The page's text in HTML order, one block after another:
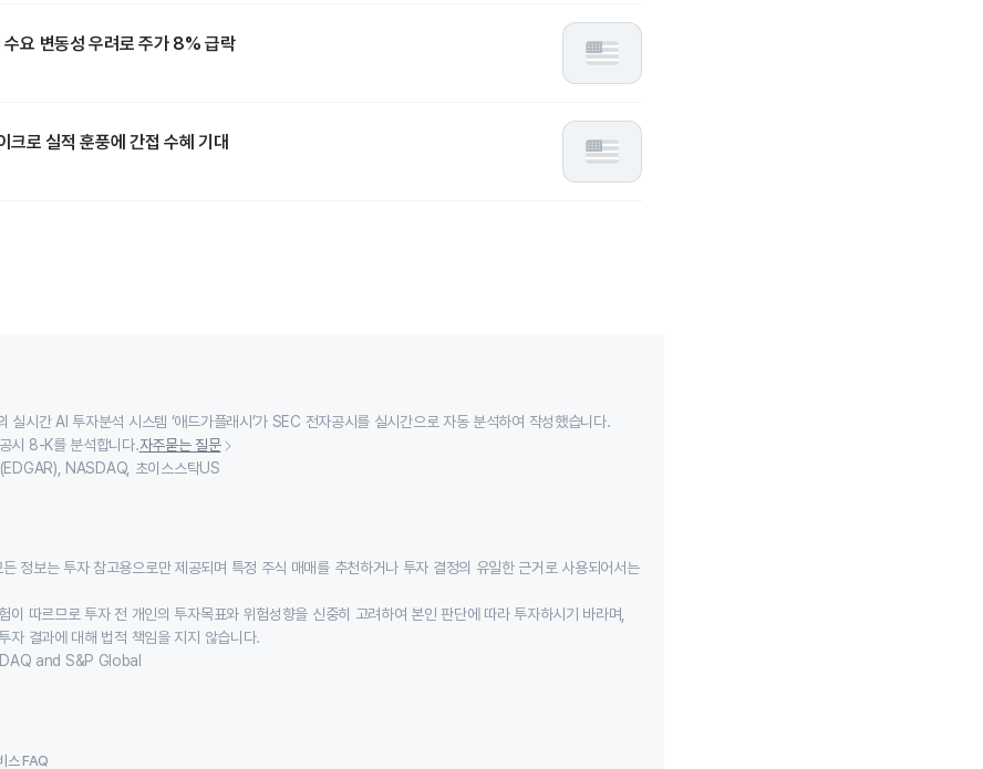
수요 변동성 우려로 주가 8% 급락
크로 실적 훈풍에 간접 수혜 기대
실시간 AI 투자분석 시스템 ‘애드가플래시’가 SEC 전자공시를 실시간으로 자동 분석하여 작성했습니다.
시 8-K를 분석합니다.자주묻는 질문
NASDAQ, 초이스스탁US
정보는 투자 참고용으로만 제공되며 특정 주식 매매를 추천하거나 투자 결정의 유일한 근거로 사용되어서는
이 따르므로 투자 전 개인의 투자목표와 위험성향을 신중히 고려하여 본인 판단에 따라 투자하시기 바라며,
자 결과에 대해 법적 책임을 지지 않습니다.
and S&P Global
스 FAQ